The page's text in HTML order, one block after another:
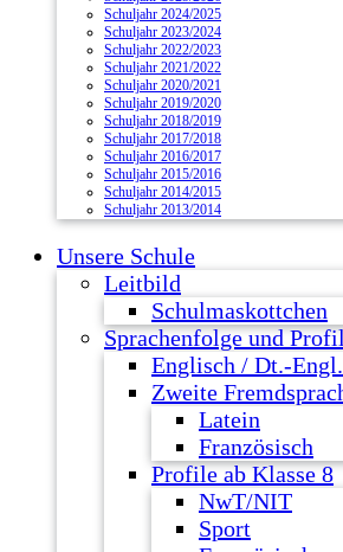
Schuljahr 2024/2025
Schuljahr 2023/2024
Schuljahr 2022/2023
Schuljahr 2021/2022
Schuljahr 2020/2021
Schuljahr 2019/2020
Schuljahr 2018/2019
Schuljahr 2017/2018
Schuljahr 2016/2017
Schuljahr 2015/2016
Schuljahr 2014/2015
Schuljahr 2013/2014
Unsere Schule
Leitbild
Schulmaskottchen
Sprachenfolge und
Englisch / Dt.-
Zweite
Latein
Französisch
Profile ab Klasse 8
NwT/NIT
Sport